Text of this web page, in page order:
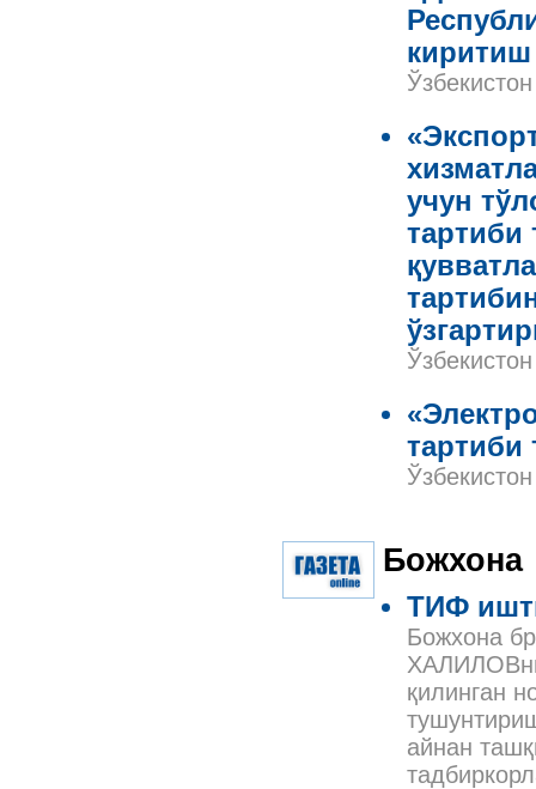
киритиш
учун
тартиби
тартиби
Божхона
ТИФ
Божхона
қилинган
айнан